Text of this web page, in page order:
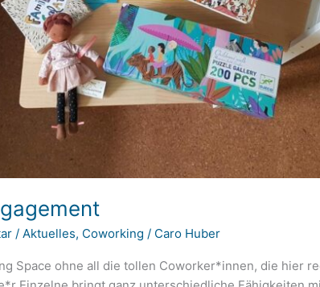
/ Aktuelles, Coworking / Caro Huber
Space ohne all die tollen Coworker*innen, die hier